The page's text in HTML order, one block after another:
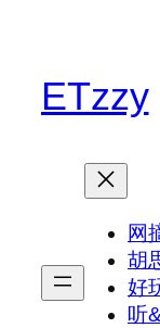
ETzzy
网
胡
好
听